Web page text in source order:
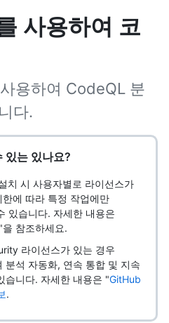
사용하여 코
용하여 CodeQL 분
다.
있는 있나요?
치 시 사용자별로 라이선스가
에 따라 특정 작업에만
있습니다. 자세한 내용은
"을 참조하세요.
라이선스가 있는 경우
분석 자동화, 연속 통합 및 지속
습니다. 자세한 내용은 "GitHub
.